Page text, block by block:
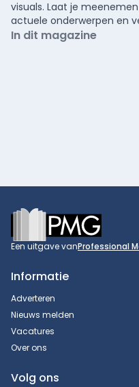
visuals. Laat je
actuele onderwerpen en
In dit magazine
Footer
Een uitgave vanProfessional
Informatie
Adverteren
Nieuws melden
Vacatures
Over ons
Volg ons